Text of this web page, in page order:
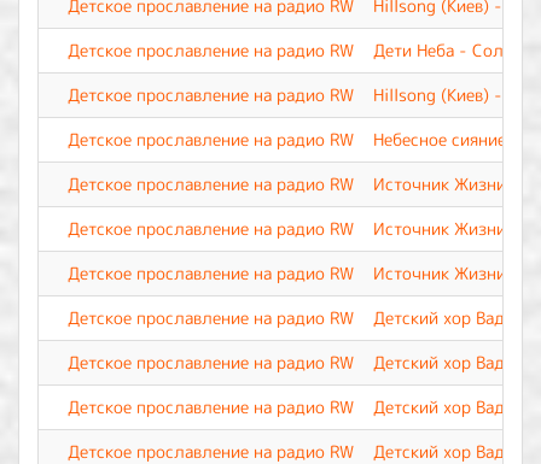
Детское прославление на радио RW
Hillsong (Киев) -
Детское прославление на радио RW
Дети Неба - Солнце
Детское прославление на радио RW
Hillsong (Киев) - Бог
Детское прославление на радио RW
Небесное сияние-
Детское прославление на радио RW
Источник Жизни -
Детское прославление на радио RW
Источник Жизни -
Детское прославление на радио RW
Источник Жизни -
Детское прославление на радио RW
Детский хор Вадима
Детское прославление на радио RW
Детский хор Вадима
Детское прославление на радио RW
Детский хор
Детское прославление на радио RW
Детский хор